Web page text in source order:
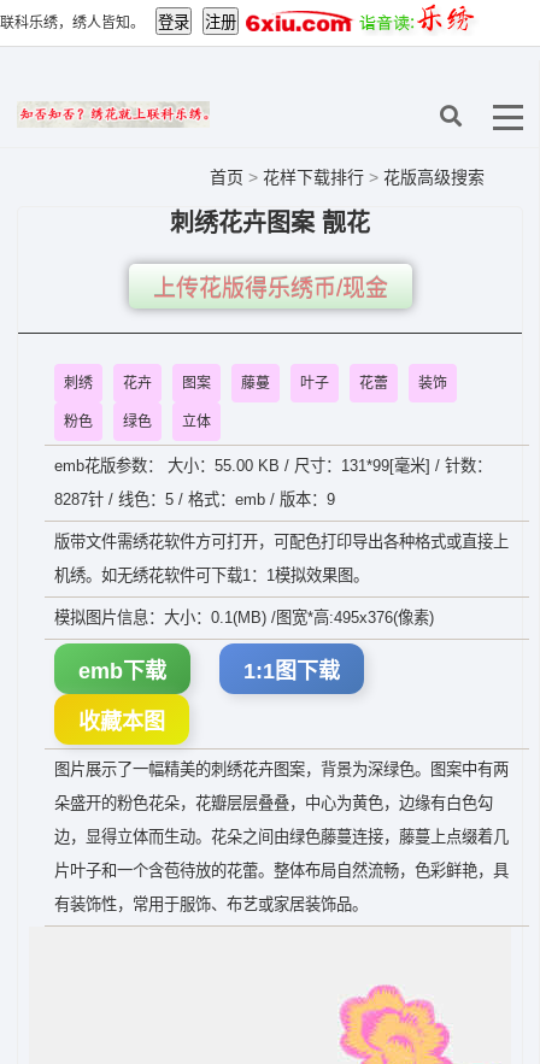
联科乐绣，绣人皆知。
首页 > 花样下载排行 > 花版高级搜索
刺绣花卉图案 靓花
上传花版得乐绣币/现金
刺绣 花卉 图案 藤蔓 叶子 花蕾 装饰
粉色 绿色 立体
emb花版参数： 大小：55.00 KB / 尺寸：131*99[毫米] / 针数：
8287针 / 线色：5 / 格式：emb / 版本：9
版带文件需绣花软件方可打开，可配色打印导出各种格式或直接上
机绣。如无绣花软件可下载1：1模拟效果图。
模拟图片信息：大小：0.1(MB) /图宽*高:495x376(像素)
emb下载 1:1图下载
收藏本图
图片展示了一幅精美的刺绣花卉图案，背景为深绿色。图案中有两
朵盛开的粉色花朵，花瓣层层叠叠，中心为黄色，边缘有白色勾
边，显得立体而生动。花朵之间由绿色藤蔓连接，藤蔓上点缀着几
片叶子和一个含苞待放的花蕾。整体布局自然流畅，色彩鲜艳，具
有装饰性，常用于服饰、布艺或家居装饰品。